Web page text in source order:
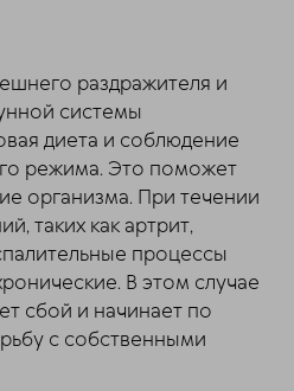
раздражителя и
системы
диета и соблюдение
режима. Это поможет
организма. При течении
таких как артрит,
процессы
В этом случае
сбой и начинает по
с собственными